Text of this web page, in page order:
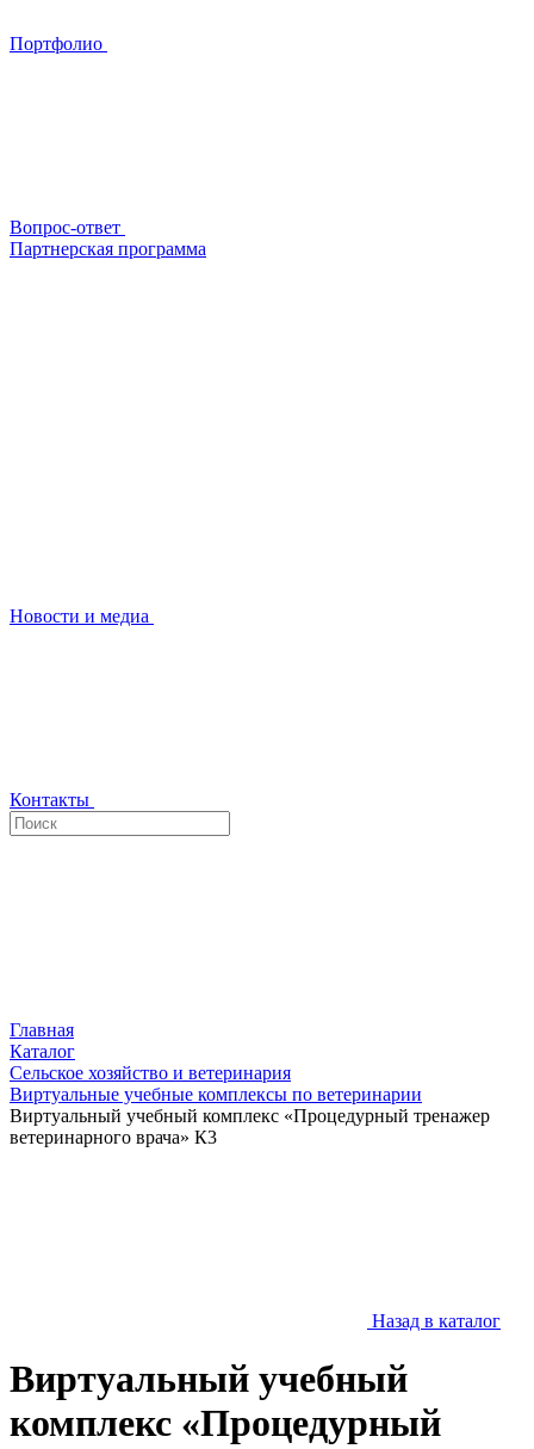
Портфолио
Вопрос-ответ
Партнерская программа
Новости и медиа
Контакты
Главная
Каталог
Сельское хозяйство и ветеринария
Виртуальные учебные комплексы по ветеринарии
Виртуальный учебный комплекс «Процедурный тренажер
ветеринарного врача» К3
Назад в каталог
Виртуальный учебный
комплекс «Процедурный